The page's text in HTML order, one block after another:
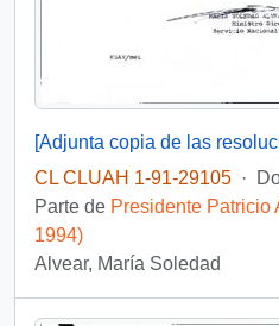
CL CLUAH 1-91-29105 ·
Parte de Presidente Patricio
1994)
Alvear, María Soledad